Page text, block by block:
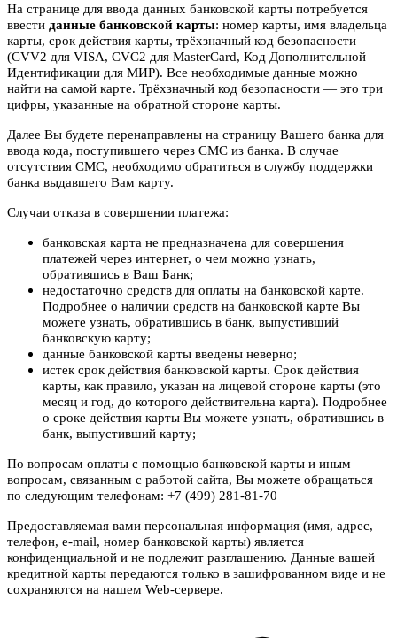
На странице для ввода данных банковской карты потребуется
ввести данные банковской карты: номер карты, имя владельца
карты, срок действия карты, трёхзначный код безопасности
(CVV2 для VISA, CVC2 для MasterCard, Код Дополнительной
Идентификации для МИР). Все необходимые данные можно
найти на самой карте. Трёхзначный код безопасности — это три
цифры, указанные на обратной стороне карты.
Далее Вы будете перенаправлены на страницу Вашего банка для
ввода кода, поступившего через СМС из банка. В случае
отсутствия СМС, необходимо обратиться в службу поддержки
банка выдавшего Вам карту.
Случаи отказа в совершении платежа:
банковская карта не предназначена для совершения
платежей через интернет, о чем можно узнать,
обратившись в Ваш Банк;
недостаточно средств для оплаты на банковской карте.
Подробнее о наличии средств на банковской карте Вы
можете узнать, обратившись в банк, выпустивший
банковскую карту;
данные банковской карты введены неверно;
истек срок действия банковской карты. Срок действия
карты, как правило, указан на лицевой стороне карты (это
месяц и год, до которого действительна карта). Подробнее
о сроке действия карты Вы можете узнать, обратившись в
банк, выпустивший карту;
По вопросам оплаты с помощью банковской карты и иным
вопросам, связанным с работой сайта, Вы можете обращаться
по следующим телефонам: +7 (499) 281-81-70
Предоставляемая вами персональная информация (имя, адрес,
телефон, e-mail, номер банковской карты) является
конфиденциальной и не подлежит разглашению. Данные вашей
кредитной карты передаются только в зашифрованном виде и не
сохраняются на нашем Web-сервере.